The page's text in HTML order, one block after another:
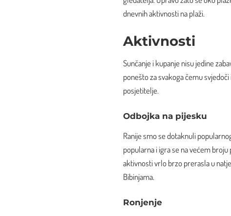
dnevnih aktivnosti na plaži.
Aktivnosti
Sunčanje i kupanje nisu jedine
ponešto za svakoga čemu
posjetitelje.
Odbojka na pijesku
Ranije smo se dotaknuli
popularna i igra se na većem
aktivnosti vrlo brzo prerasla u
Bibinjama.
Ronjenje